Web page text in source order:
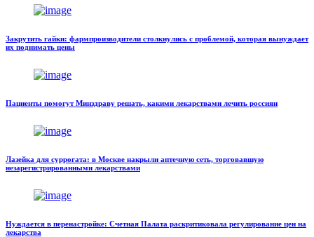
Закрутить гайки: фармпроизводители столкнулись с проблемой, которая вынуждает
их поднимать цены
Пациенты помогут Минздраву решать, какими лекарствами лечить россиян
Лазейка для суррогата: в Москве накрыли аптечную сеть, торговавшую
незарегистрированными лекарствами
Нуждается в перенастройке: Счетная Палата раскритиковала регулирование цен на
лекарства